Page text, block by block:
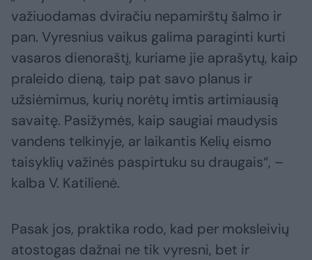
važiuodamas dviračiu nepamirštų šalmo ir
pan. Vyresnius vaikus galima paraginti kurti
vasaros dienoraštį, kuriame jie aprašytų, kaip
praleido dieną, taip pat savo planus ir
užsiėmimus, kurių norėtų imtis artimiausią
savaitę. Pasižymės, kaip saugiai maudysis
vandens telkinyje, ar laikantis Kelių eismo
taisyklių važinės paspirtuku su draugais“, –
kalba V. Katilienė.
Pasak jos, praktika rodo, kad per moksleivių
atostogas dažnai ne tik vyresni, bet ir